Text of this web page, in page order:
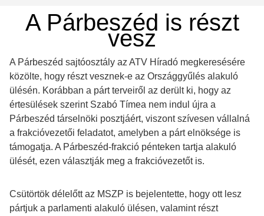
A Párbeszéd is részt
vesz
A Párbeszéd sajtóosztály az ATV Híradó megkeresésére
közölte, hogy részt vesznek-e az Országgyűlés alakuló
ülésén. Korábban a párt terveiről az derült ki, hogy az
értesülések szerint Szabó Tímea nem indul újra a
Párbeszéd társelnöki posztjáért, viszont szívesen vállalná
a frakcióvezetői feladatot, amelyben a párt elnöksége is
támogatja. A Párbeszéd-frakció pénteken tartja alakuló
ülését, ezen választják meg a frakcióvezetőt is.
Csütörtök délelőtt az MSZP is bejelentette, hogy ott lesz
pártjuk a parlamenti alakuló ülésen, valamint részt